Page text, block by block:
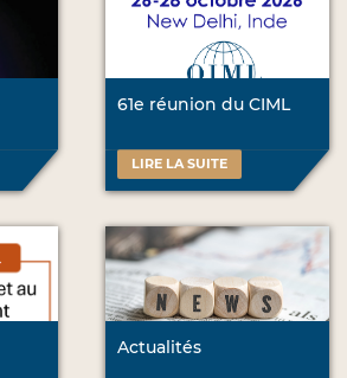
61e réunion du CIML
LIRE LA SUITE
Actualités